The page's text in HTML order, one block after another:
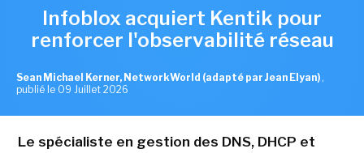
Infoblox acquiert Kentik pour
renforcer l'observabilité réseau
Sean Michael Kerner, NetworkWorld (adapté par Jean Elyan) ,
publié le 09 Juillet 2026
Le spécialiste en gestion des DNS, DHCP et